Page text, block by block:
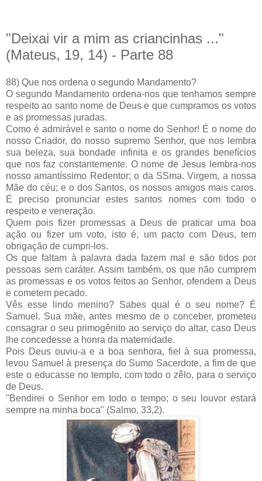
"Deixai vir a mim as criancinhas ..."
(Mateus, 19, 14) - Parte 88
88) Que nos ordena o segundo Mandamento?
O segundo Mandamento ordena-nos que tenhamos sempre
respeito ao santo nome de Deus e que cumpramos os votos
e as promessas juradas.
Como é admirável e santo o nome do Senhor! É o nome do
nosso Criador, do nosso supremo Senhor, que nos lembra
sua beleza, sua bondade infinita e os grandes benefícios
que nos faz constantemente. O nome de Jesus lembra-nos
nosso amantíssimo Redentor; o da SSma. Virgem, a nossa
Mãe do céu; e o dos Santos, os nossos amigos mais caros.
É preciso pronunciar estes santos nomes com todo o
respeito e veneração.
Quem pois fizer promessas a Deus de praticar uma boa
ação ou fizer um voto, isto é, um pacto com Deus, tem
obrigação de cumpri-los.
Os que faltam à palavra dada fazem mal e são tidos por
pessoas sem caráter. Assim também, os que não cumprem
as promessas e os votos feitos ao Senhor, ofendem a Deus
e cometem pecado.
Vês esse lindo menino? Sabes qual é o seu nome? É
Samuel. Sua mãe, antes mesmo de o conceber, prometeu
consagrar o seu primogênito ao serviço do altar, caso Deus
lhe concedesse a honra da maternidade.
Pois Deus ouviu-a e a boa senhora, fiel à sua promessa,
levou Samuel à presença do Sumo Sacerdote, a fim de que
este o educasse no templo, com todo o zêlo, para o serviço
de Deus.
"Bendirei o Senhor em todo o tempo; o seu louvor estará
sempre na minha boca" (Salmo, 33,2).